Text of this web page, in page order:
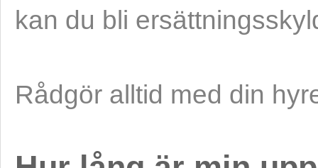
kan du bli
Rådgör alltid med din